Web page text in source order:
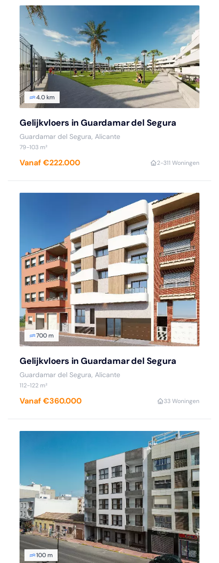
4.0 km
Gelijkvloers in Guardamar del Segura
Guardamar del Segura, Alicante
79-103 m²
Vanaf €222.000 2-311 Woningen
700 m
Gelijkvloers in Guardamar del Segura
Guardamar del Segura, Alicante
112-122 m²
Vanaf €360.000 33 Woningen
100 m